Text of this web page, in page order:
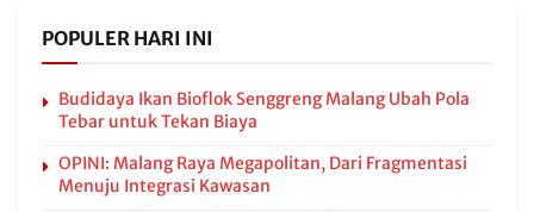
POPULER HARI INI
Budidaya Ikan Bioflok Senggreng Malang Ubah Pola
Tebar untuk Tekan Biaya
OPINI: Malang Raya Megapolitan, Dari Fragmentasi
Menuju Integrasi Kawasan